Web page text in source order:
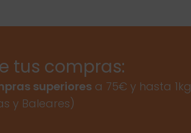
tus compras:
superiores a 75€ y hasta 1kg
y Baleares)